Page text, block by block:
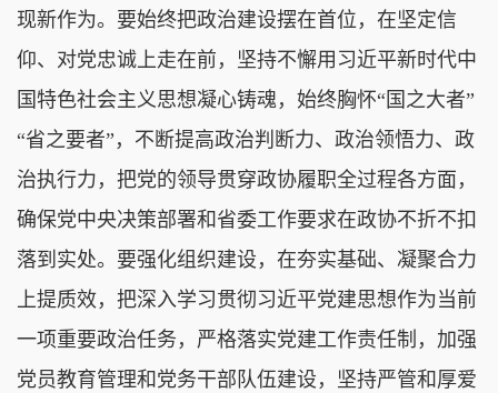
现新作为。要始终把政治建设摆在首位，在坚定信
仰、对党忠诚上走在前，坚持不懈用习近平新时代中
国特色社会主义思想凝心铸魂，始终胸怀“国之大者”
“省之要者”，不断提高政治判断力、政治领悟力、政
治执行力，把党的领导贯穿政协履职全过程各方面，
确保党中央决策部署和省委工作要求在政协不折不扣
落到实处。要强化组织建设，在夯实基础、凝聚合力
上提质效，把深入学习贯彻习近平党建思想作为当前
一项重要政治任务，严格落实党建工作责任制，加强
党员教育管理和党务干部队伍建设，坚持严管和厚爱